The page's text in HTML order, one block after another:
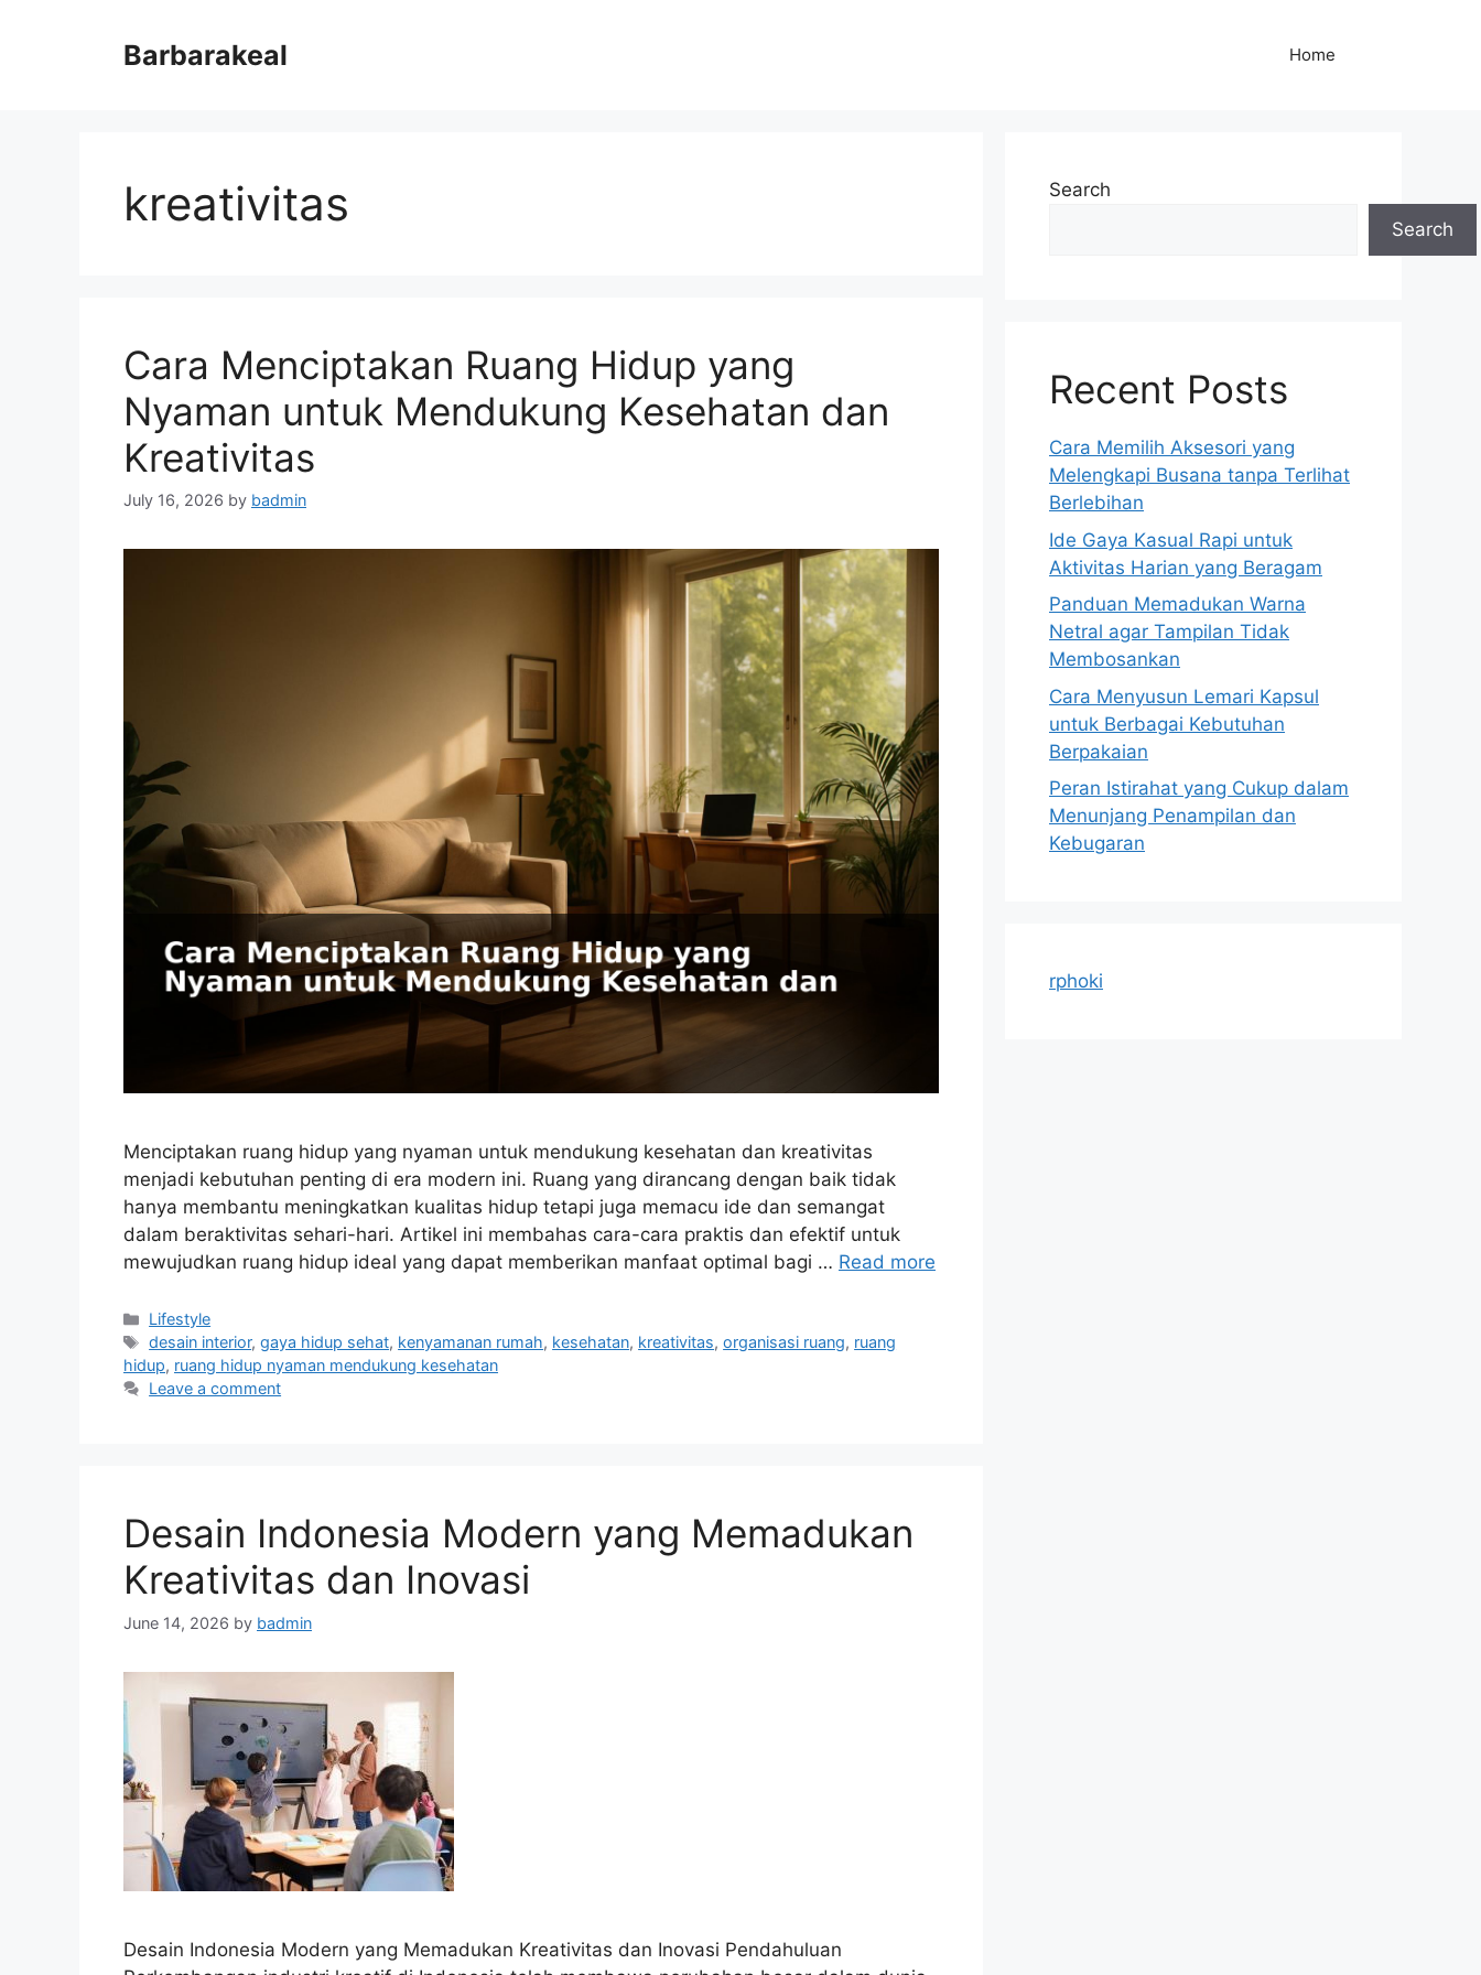
Barbarakeal Home
kreativitas
Cara Menciptakan Ruang Hidup yang
Nyaman untuk Mendukung Kesehatan dan
Kreativitas
July 16, 2026 by badmin
Menciptakan ruang hidup yang nyaman untuk mendukung kesehatan dan kreativitas
menjadi kebutuhan penting di era modern ini. Ruang yang dirancang dengan baik tidak
hanya membantu meningkatkan kualitas hidup tetapi juga memacu ide dan semangat
dalam beraktivitas sehari-hari. Artikel ini membahas cara-cara praktis dan efektif untuk
mewujudkan ruang hidup ideal yang dapat memberikan manfaat optimal bagi … Read more
Categories
Lifestyle
Tags
desain interior,gaya hidup sehat, kenyamanan rumah, kesehatan, kreativitas,organisasi ruang, ruang
hidup, ruang hidup nyaman mendukung kesehatan
Leave a comment
Desain Indonesia Modern yang Memadukan
Kreativitas dan Inovasi
June 14, 2026 by badmin
Desain Indonesia Modern yang Memadukan Kreativitas dan Inovasi Pendahuluan
Search
Search
Recent Posts
Cara Memilih Aksesori yang
Melengkapi Busana tanpa Terlihat
Berlebihan
Ide Gaya Kasual Rapi untuk
Aktivitas Harian yang Beragam
Panduan Memadukan Warna
Netral agar Tampilan Tidak
Membosankan
Cara Menyusun Lemari Kapsul
untuk Berbagai Kebutuhan
Berpakaian
Peran Istirahat yang Cukup dalam
Menunjang Penampilan dan
Kebugaran
rphoki